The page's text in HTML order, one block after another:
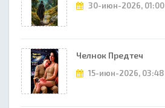
30-июн-2026, 01:00
Челнок Предтеч
15-июн-2026, 03:48